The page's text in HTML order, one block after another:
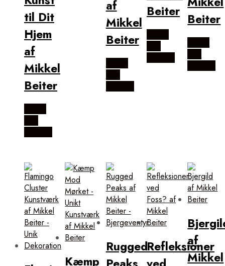
til Dit
Hjem
af
Mikkel
Beiter
af
Mikkel
Beiter
Beiter Beiter
Kæmp
RuggedRefleksioner
af
Mikkel